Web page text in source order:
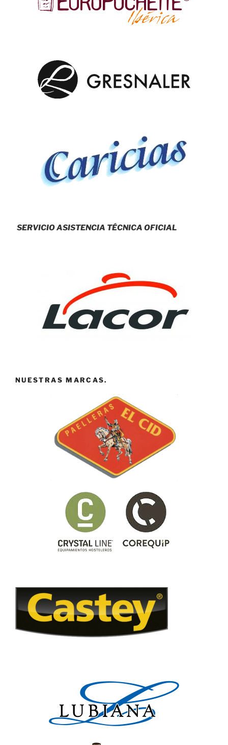
SERVICIO ASISTENCIA TÉCNICA OFICIAL
NUESTRAS MARCAS.